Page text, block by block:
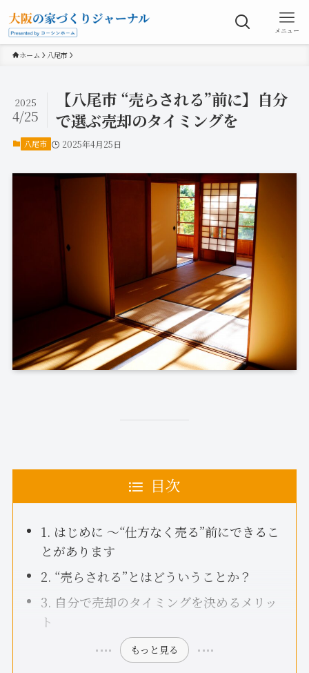
メニュー
ホーム 八尾市
【八尾市 “売らされる”前に】自分
で選ぶ売却のタイミングを
2025
4/25
八尾市 2025年4月25日
目次
1. はじめに 〜“仕方なく売る”前にできるこ
とがあります
2. “売らされる”とはどういうことか？
3. 自分で売却のタイミングを決めるメリッ
ト
もっと見る